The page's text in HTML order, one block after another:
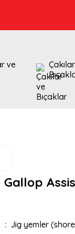
ve
Jig yemler